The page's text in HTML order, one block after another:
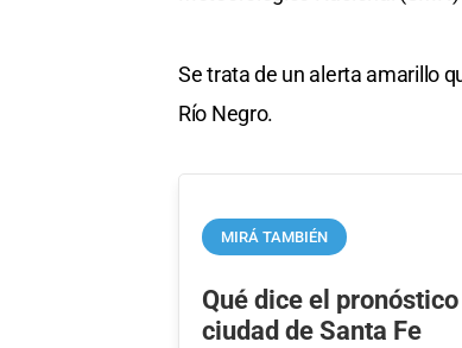
Se trata de un alerta amarillo
Río Negro.
MIRÁ TAMBIÉN
Qué dice el
ciudad de Santa Fe